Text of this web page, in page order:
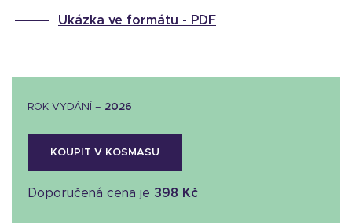
Ukázka ve formátu - PDF
ROK VYDÁNÍ – 2026
KOUPIT V KOSMASU
Doporučená cena je 398 Kč